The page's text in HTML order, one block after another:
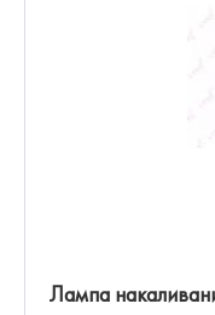
Лампа